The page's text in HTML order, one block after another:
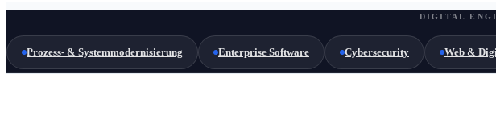
DIGITAL
Prozess- & Systemmodernisierung Enterprise Software Cybersecurity Web &